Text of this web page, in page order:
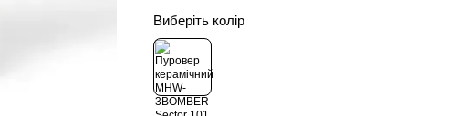
Виберіть колір